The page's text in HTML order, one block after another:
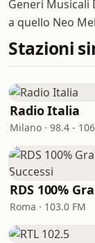
Generi Musicali
a quello Neo
Stazioni
Radio Italia
Milano · 98.4 -
Roma · 103.0 FM